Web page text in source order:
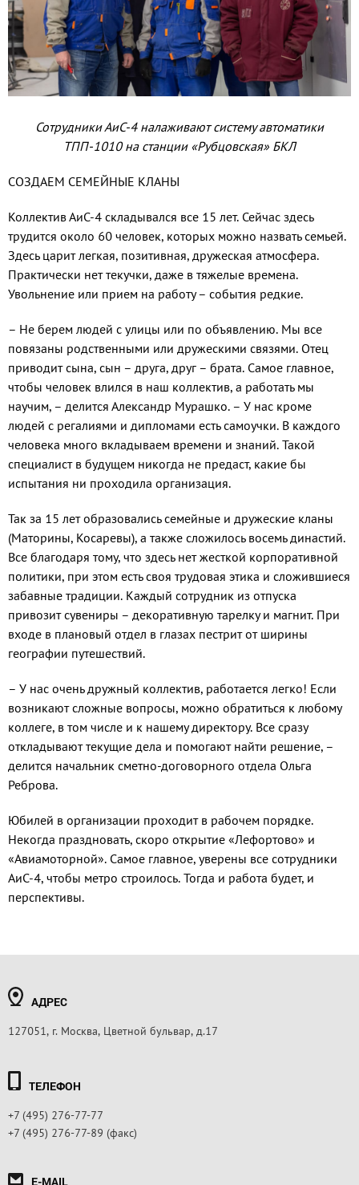
Сотрудники АиС-4 налаживают систему автоматики
ТПП-1010 на станции «Рубцовская» БКЛ
СОЗДАЕМ СЕМЕЙНЫЕ КЛАНЫ
Коллектив АиС-4 складывался все 15 лет. Сейчас здесь
трудится около 60 человек, которых можно назвать семьей.
Здесь царит легкая, позитивная, дружеская атмосфера.
Практически нет текучки, даже в тяжелые времена.
Увольнение или прием на работу – события редкие.
– Не берем людей с улицы или по объявлению. Мы все
повязаны родственными или дружескими связями. Отец
приводит сына, сын – друга, друг – брата. Самое главное,
чтобы человек влился в наш коллектив, а работать мы
научим, – делится Александр Мурашко. – У нас кроме
людей с регалиями и дипломами есть самоучки. В каждого
человека много вкладываем времени и знаний. Такой
специалист в будущем никогда не предаст, какие бы
испытания ни проходила организация.
Так за 15 лет образовались семейные и дружеские кланы
(Маторины, Косаревы), а также сложилось восемь династий.
Все благодаря тому, что здесь нет жесткой корпоративной
политики, при этом есть своя трудовая этика и сложившиеся
забавные традиции. Каждый сотрудник из отпуска
привозит сувениры – декоративную тарелку и магнит. При
входе в плановый отдел в глазах пестрит от ширины
географии путешествий.
– У нас очень дружный коллектив, работается легко! Если
возникают сложные вопросы, можно обратиться к любому
коллеге, в том числе и к нашему директору. Все сразу
откладывают текущие дела и помогают найти решение, –
делится начальник сметно-договорного отдела Ольга
Реброва.
Юбилей в организации проходит в рабочем порядке.
Некогда праздновать, скоро открытие «Лефортово» и
«Авиамоторной». Самое главное, уверены все сотрудники
АиС-4, чтобы метро строилось. Тогда и работа будет, и
перспективы.
АДРЕС
127051, г. Москва, Цветной бульвар, д.17
ТЕЛЕФОН
+7 (495) 276-77-77
+7 (495) 276-77-89 (факс)
E-MAIL